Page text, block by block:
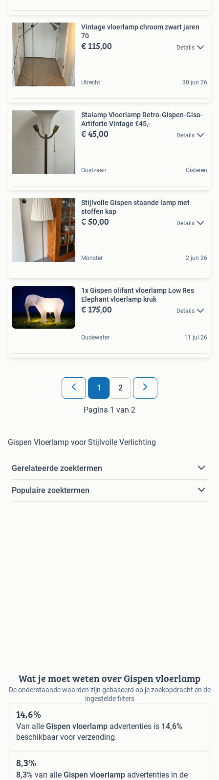
Vintage vloerlamp chroom zwart jaren
70
€ 115,00 Details
Utrecht 30 jun 26
Stalamp Vloerlamp Retro-Gispen-Giso-
Artiforte Vintage €45,-
€ 45,00 Details
Oostzaan Gisteren
Stijlvolle Gispen staande lamp met
stoffen kap
€ 50,00 Details
Monster 2 jun 26
1x Gispen olifant vloerlamp Low Res
Elephant vloerlamp kruk
€ 175,00 Details
Oudewater 11 jul 26
1 2
Pagina 1 van 2
Gispen Vloerlamp voor Stijlvolle Verlichting
Gerelateerde zoektermen
Populaire zoektermen
Wat je moet weten over Gispen vloerlamp
De onderstaande waarden zijn gebaseerd op je zoekopdracht en de
ingestelde filters
14,6%
Van alle Gispen vloerlamp advertenties is 14,6%
beschikbaar voor verzending.
8,3%
8,3% van alle Gispen vloerlamp advertenties in de